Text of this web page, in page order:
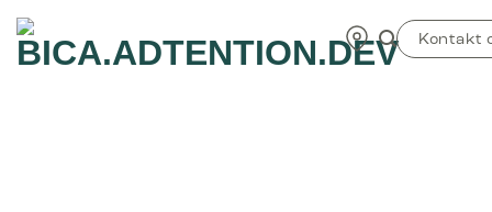
indhold
Kontakt